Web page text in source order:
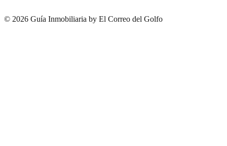
© 2026 Guía Inmobiliaria by El Correo del Golfo